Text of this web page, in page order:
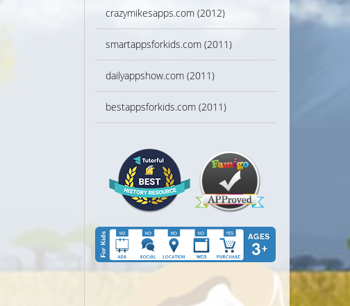
crazymikesapps.com (2012)
smartappsforkids.com (2011)
dailyappshow.com (2011)
bestappsforkids.com (2011)